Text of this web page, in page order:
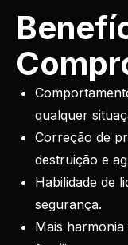
qualquer
Correção de
destruição e
Habilidade de
segurança.
Mais